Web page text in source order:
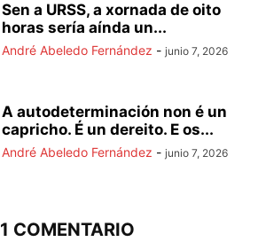
Sen a URSS, a xornada de oito
horas sería aínda un...
André Abeledo Fernández - junio 7, 2026
A autodeterminación non é un
capricho. É un dereito. E os...
André Abeledo Fernández - junio 7, 2026
1 COMENTARIO